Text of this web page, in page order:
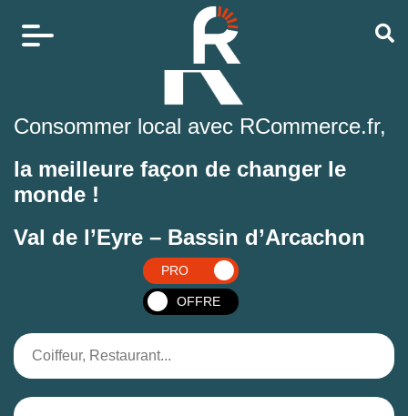
Consommer local avec RCommerce.fr,
la meilleure façon de changer le
monde !
Val de l’Eyre – Bassin d’Arcachon
PRO
OFFRE